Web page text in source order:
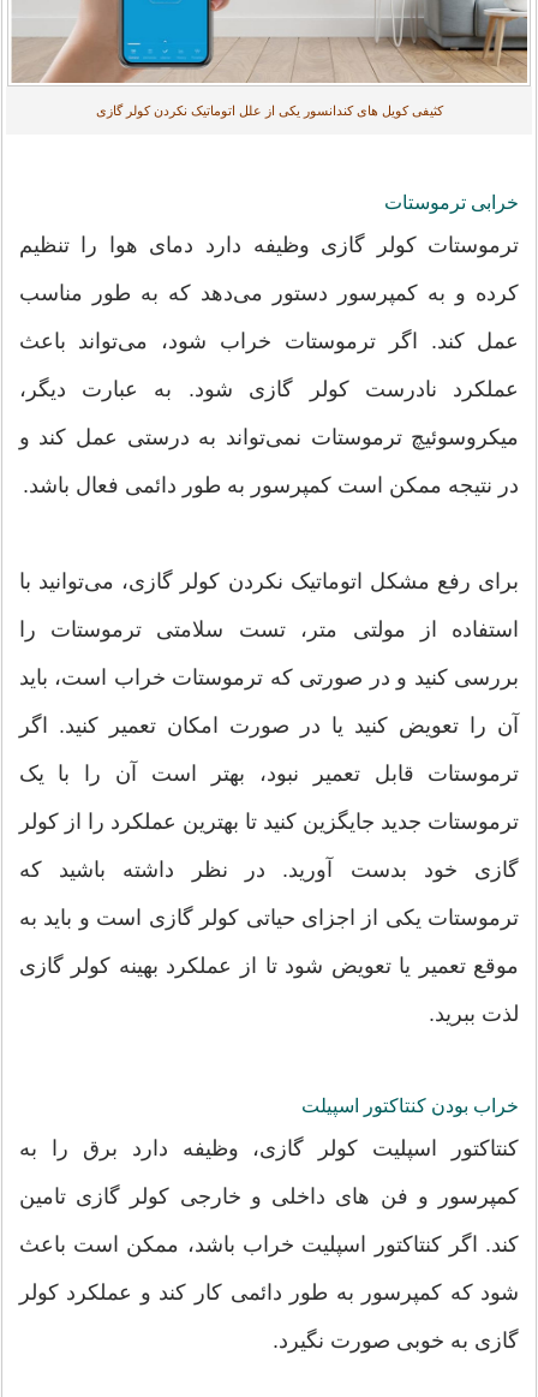
کثیفی کویل های کندانسور یکی از علل اتوماتیک نکردن کولر گازی
خرابی ترموستات
ترموستات کولر گازی وظیفه دارد دمای هوا را تنظیم
کرده و به کمپرسور دستور می‌دهد که به طور مناسب
عمل کند. اگر ترموستات خراب شود، می‌تواند باعث
عملکرد نادرست کولر گازی شود. به عبارت دیگر،
میکروسوئیچ ترموستات نمی‌تواند به درستی عمل کند و
در نتیجه ممکن است کمپرسور به طور دائمی فعال باشد.
برای رفع مشکل اتوماتیک نکردن کولر گازی، می‌توانید با
استفاده از مولتی متر، تست سلامتی ترموستات را
بررسی کنید و در صورتی که ترموستات خراب است، باید
آن را تعویض کنید یا در صورت امکان تعمیر کنید. اگر
ترموستات قابل تعمیر نبود، بهتر است آن را با یک
ترموستات جدید جایگزین کنید تا بهترین عملکرد را از کولر
گازی خود بدست آورید. در نظر داشته باشید که
ترموستات یکی از اجزای حیاتی کولر گازی است و باید به
موقع تعمیر یا تعویض شود تا از عملکرد بهینه کولر گازی
لذت ببرید.
خراب بودن کنتاکتور اسپیلت
کنتاکتور اسپلیت کولر گازی، وظیفه دارد برق را به
کمپرسور و فن های داخلی و خارجی کولر گازی تامین
کند. اگر کنتاکتور اسپلیت خراب باشد، ممکن است باعث
شود که کمپرسور به طور دائمی کار کند و عملکرد کولر
گازی به خوبی صورت نگیرد.